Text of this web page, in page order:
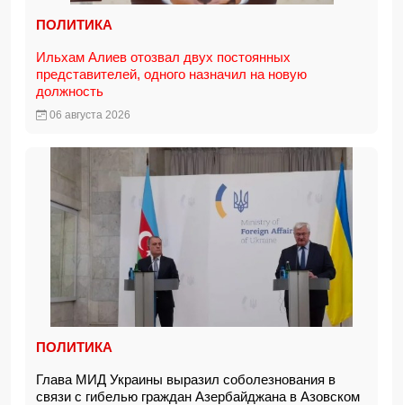
ПОЛИТИКА
Ильхам Алиев отозвал двух постоянных
представителей, одного назначил на новую
должность
06 августа 2026
ПОЛИТИКА
Глава МИД Украины выразил соболезнования в
связи с гибелью граждан Азербайджана в Азовском